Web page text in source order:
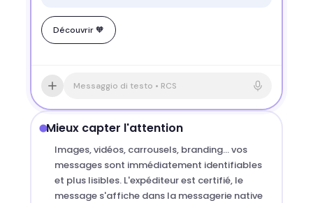
Mieux capter l'attention
Images, vidéos, carrousels, branding… vos
messages sont immédiatement identifiables
et plus lisibles. L'expéditeur est certifié, le
message s'affiche dans la messagerie native
Découvrir 🧡
Messaggio di testo • RCS